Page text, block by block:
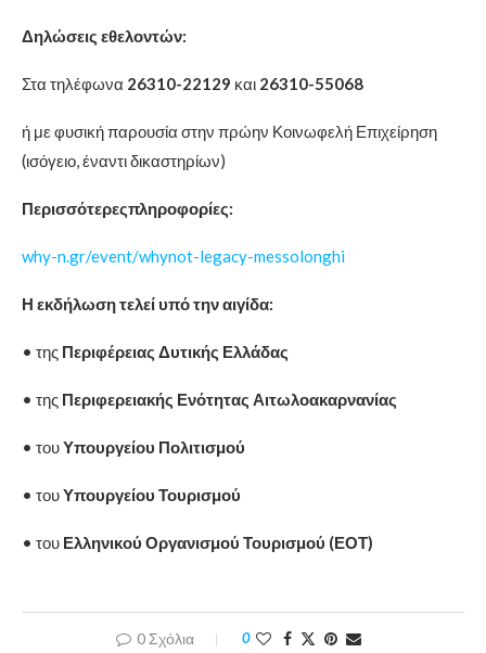
Δηλώσεις εθελοντών:
Στα τηλέφωνα 26310-22129 και 26310-55068
ή με φυσική παρουσία στην πρώην Κοινωφελή Επιχείρηση
(ισόγειο, έναντι δικαστηρίων)
Περισσότερεςπληροφορίες:
why-n.gr/event/whynot-legacy-messolonghi
Η εκδήλωση τελεί υπό την αιγίδα:
• της Περιφέρειας Δυτικής Ελλάδας
• της Περιφερειακής Ενότητας Αιτωλοακαρνανίας
• τουΥπουργείου Πολιτισμού
• τουΥπουργείου Τουρισμού
• του Ελληνικού Οργανισμού Τουρισμού (ΕΟΤ)
0 Σχόλια 0